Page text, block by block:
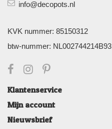
info@decopots.nl
KVK nummer: 85150312
btw-nummer: NL002744214B93
Klantenservice
Mijn account
Nieuwsbrief